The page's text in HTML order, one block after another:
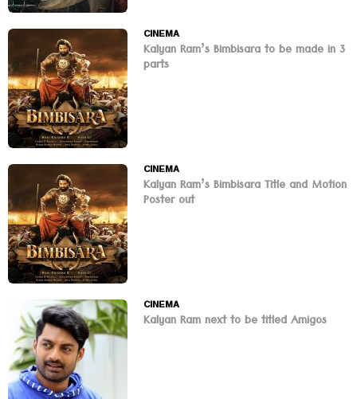
CINEMA
Kalyan Ram’s Bimbisara to be made in 3
parts
CINEMA
Kalyan Ram’s Bimbisara Title and Motion
Poster out
CINEMA
Kalyan Ram next to be titled Amigos